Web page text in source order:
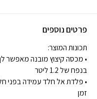
פרטים נוספים
תכונות המוצר:
• מכסה קיצוץ מובנה מאפשר
בנפח של 1.2 ליטר
• פלדת אל חלד עמידה בפני
זמן